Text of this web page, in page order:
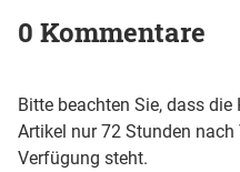
0 Kommentare
Bitte beachten Sie, dass
Artikel nur 72 Stunden
Verfügung steht.